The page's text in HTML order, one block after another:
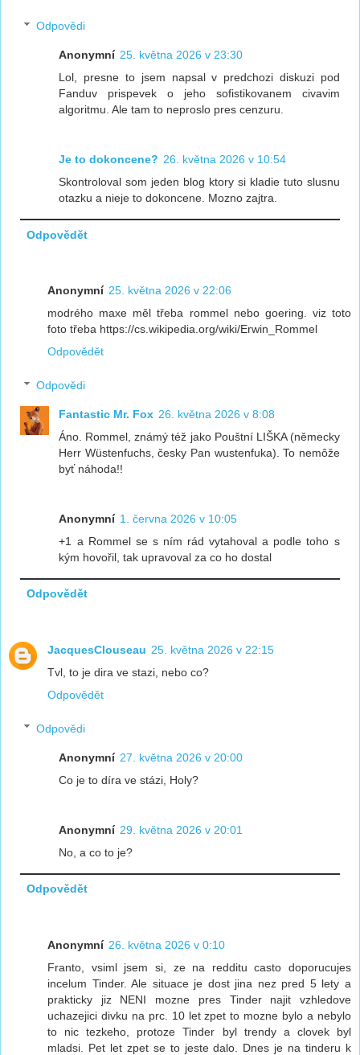
Odpovědi
Anonymní 25. května 2026 v 23:30
Lol, presne to jsem napsal v predchozi diskuzi pod
Fanduv prispevek o jeho sofistikovanem civavim
algoritmu. Ale tam to neproslo pres cenzuru.
Je to dokoncene? 26. května 2026 v 10:54
Skontroloval som jeden blog ktory si kladie tuto slusnu
otazku a nieje to dokoncene. Mozno zajtra.
Odpovědět
Anonymní 25. května 2026 v 22:06
modrého maxe měl třeba rommel nebo goering. viz toto
foto třeba https://cs.wikipedia.org/wiki/Erwin_Rommel
Odpovědět
Odpovědi
Fantastic Mr. Fox 26. května 2026 v 8:08
Áno. Rommel, známý též jako Pouštní LIŠKA (německy
Herr Wüstenfuchs, česky Pan wustenfuka). To nemôže
byť náhoda!!
Anonymní 1. června 2026 v 10:05
+1 a Rommel se s ním rád vytahoval a podle toho s
kým hovořil, tak upravoval za co ho dostal
Odpovědět
JacquesClouseau 25. května 2026 v 22:15
Tvl, to je dira ve stazi, nebo co?
Odpovědět
Odpovědi
Anonymní 27. května 2026 v 20:00
Co je to díra ve stázi, Holy?
Anonymní 29. května 2026 v 20:01
No, a co to je?
Odpovědět
Anonymní 26. května 2026 v 0:10
Franto, vsiml jsem si, ze na redditu casto doporucujes
incelum Tinder. Ale situace je dost jina nez pred 5 lety a
prakticky jiz NENI mozne pres Tinder najit vzhledove
uchazejici divku na prc. 10 let zpet to mozne bylo a nebylo
to nic tezkeho, protoze Tinder byl trendy a clovek byl
mladsi. Pet let zpet se to jeste dalo. Dnes je na tinderu k